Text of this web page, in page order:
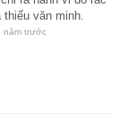
thiếu văn minh.
năm trước